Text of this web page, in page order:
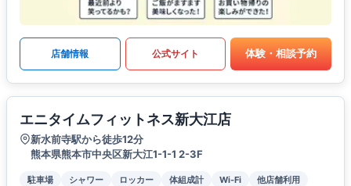
店舗情報 公式サイト 体験・相談予約
エニタイムフィットネス新大江店
新水前寺駅から徒歩12分
熊本県熊本市中央区新大江1-1-1 2-3F
駐車場 シャワー ロッカー 体組成計 Wi-Fi
他店舗利用